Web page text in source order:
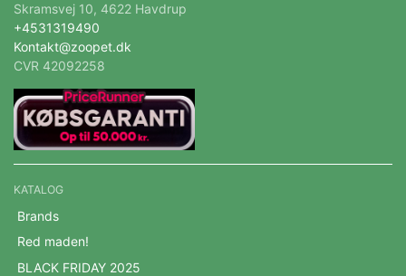
Skramsvej 10, 4622 Havdrup
+4531319490
Kontakt@zoopet.dk
CVR 42092258
KATALOG
Brands
Red maden!
BLACK FRIDAY 2025